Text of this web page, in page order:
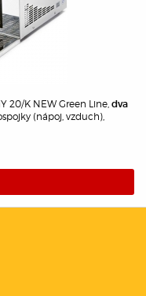
20/K NEW Green Line, dva
(nápoj, vzduch),